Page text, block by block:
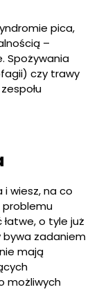
pica,
–
Spożywania
czy trawy
i wiesz, na co
problemu
o tyle już
zadaniem
mają
możliwych